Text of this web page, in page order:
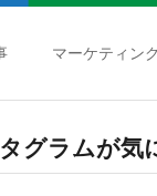
マーケティン
グラムが気